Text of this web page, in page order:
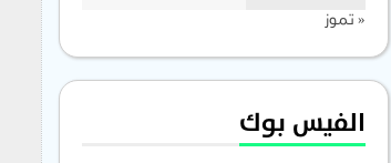
« تموز
الفيس بوك